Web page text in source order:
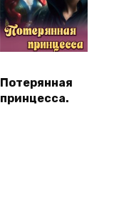
Потерянная
принцесса.